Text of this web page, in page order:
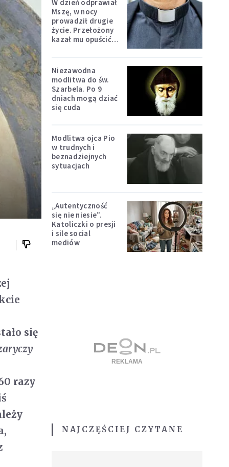
się
razy
W dzień odprawiał
Mszę, w nocy
prowadził drugie
życie. Przełożony
kazał mu opuścić
Niezawodna
modlitwa do św.
Szarbela. Po 9
dniach mogą dziać
się cuda
Modlitwa ojca Pio
w trudnych i
beznadziejnych
sytuacjach
„Autentyczność
się nie niesie”.
Katoliczki o presji
i sile social
mediów
NAJCZĘŚCIEJ CZYTANE